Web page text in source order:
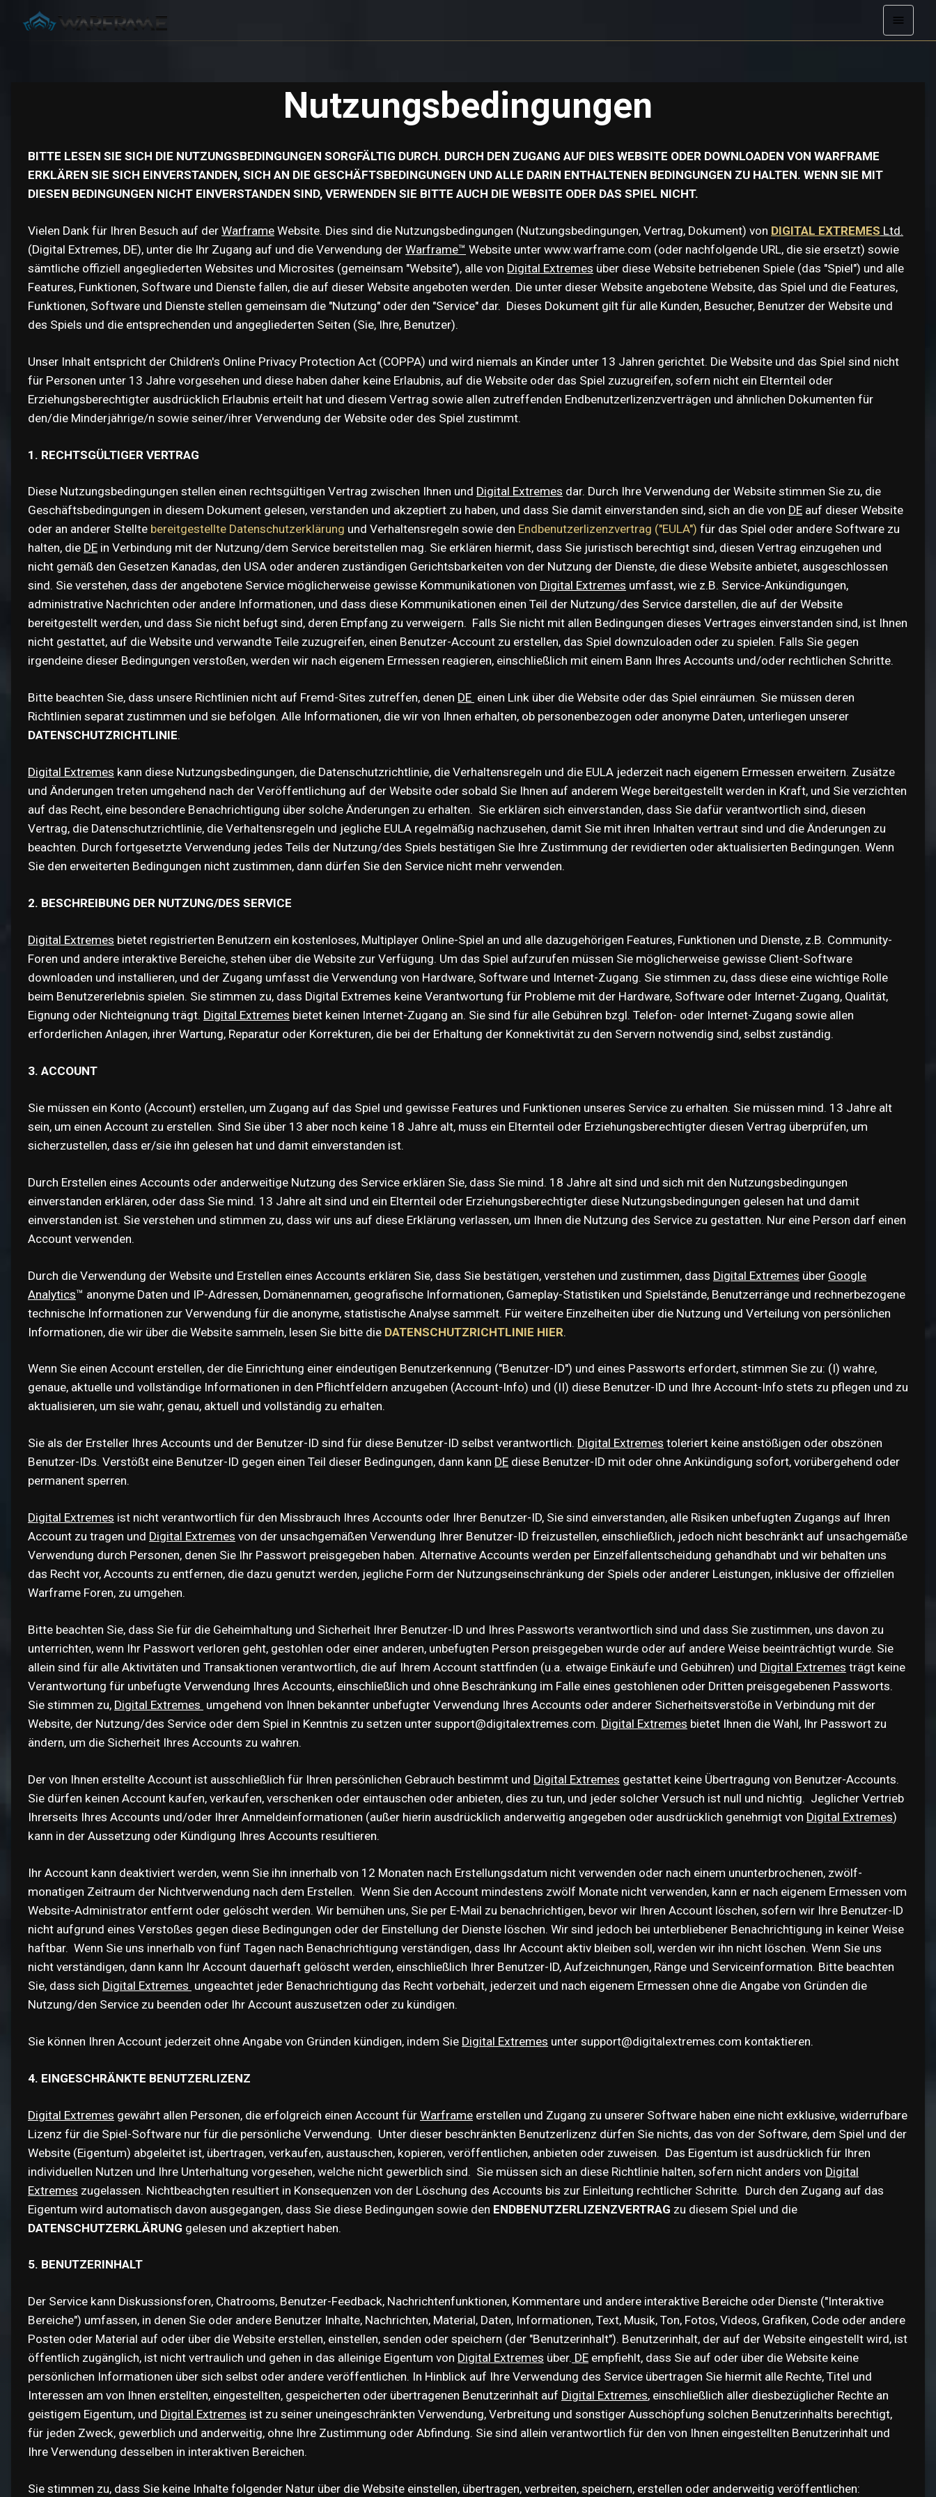
Nutzungsbedingungen
BITTE LESEN SIE SICH DIE NUTZUNGSBEDINGUNGEN SORGFÄLTIG DURCH. DURCH DEN ZUGANG AUF DIES WEBSITE ODER DOWNLOADEN VON WARFRAME
ERKLÄREN SIE SICH EINVERSTANDEN, SICH AN DIE GESCHÄFTSBEDINGUNGEN UND ALLE DARIN ENTHALTENEN BEDINGUNGEN ZU HALTEN. WENN SIE MIT
DIESEN BEDINGUNGEN NICHT EINVERSTANDEN SIND, VERWENDEN SIE BITTE AUCH DIE WEBSITE ODER DAS SPIEL NICHT.
Vielen Dank für Ihren Besuch auf der Warframe Website. Dies sind die Nutzungsbedingungen (Nutzungsbedingungen, Vertrag, Dokument) von DIGITAL EXTREMES Ltd.
(Digital Extremes, DE), unter die Ihr Zugang auf und die Verwendung der Warframe™ Website unter www.warframe.com (oder nachfolgende URL, die sie ersetzt) sowie
sämtliche offiziell angegliederten Websites und Microsites (gemeinsam "Website"), alle von Digital Extremes über diese Website betriebenen Spiele (das "Spiel") und alle
Features, Funktionen, Software und Dienste fallen, die auf dieser Website angeboten werden. Die unter dieser Website angebotene Website, das Spiel und die Features,
Funktionen, Software und Dienste stellen gemeinsam die "Nutzung" oder den "Service" dar. Dieses Dokument gilt für alle Kunden, Besucher, Benutzer der Website und
des Spiels und die entsprechenden und angegliederten Seiten (Sie, Ihre, Benutzer).
Unser Inhalt entspricht der Children's Online Privacy Protection Act (COPPA) und wird niemals an Kinder unter 13 Jahren gerichtet. Die Website und das Spiel sind nicht
für Personen unter 13 Jahre vorgesehen und diese haben daher keine Erlaubnis, auf die Website oder das Spiel zuzugreifen, sofern nicht ein Elternteil oder
Erziehungsberechtigter ausdrücklich Erlaubnis erteilt hat und diesem Vertrag sowie allen zutreffenden Endbenutzerlizenzverträgen und ähnlichen Dokumenten für
den/die Minderjährige/n sowie seiner/ihrer Verwendung der Website oder des Spiel zustimmt.
1. RECHTSGÜLTIGER VERTRAG
Diese Nutzungsbedingungen stellen einen rechtsgültigen Vertrag zwischen Ihnen und Digital Extremes dar. Durch Ihre Verwendung der Website stimmen Sie zu, die
Geschäftsbedingungen in diesem Dokument gelesen, verstanden und akzeptiert zu haben, und dass Sie damit einverstanden sind, sich an die von DE auf dieser Website
oder an anderer Stellte bereitgestellte Datenschutzerklärung und Verhaltensregeln sowie den Endbenutzerlizenzvertrag ("EULA") für das Spiel oder andere Software zu
halten, die DE in Verbindung mit der Nutzung/dem Service bereitstellen mag. Sie erklären hiermit, dass Sie juristisch berechtigt sind, diesen Vertrag einzugehen und
nicht gemäß den Gesetzen Kanadas, den USA oder anderen zuständigen Gerichtsbarkeiten von der Nutzung der Dienste, die diese Website anbietet, ausgeschlossen
sind. Sie verstehen, dass der angebotene Service möglicherweise gewisse Kommunikationen von Digital Extremes umfasst, wie z.B. Service-Ankündigungen,
administrative Nachrichten oder andere Informationen, und dass diese Kommunikationen einen Teil der Nutzung/des Service darstellen, die auf der Website
bereitgestellt werden, und dass Sie nicht befugt sind, deren Empfang zu verweigern. Falls Sie nicht mit allen Bedingungen dieses Vertrages einverstanden sind, ist Ihnen
nicht gestattet, auf die Website und verwandte Teile zuzugreifen, einen Benutzer-Account zu erstellen, das Spiel downzuloaden oder zu spielen. Falls Sie gegen
irgendeine dieser Bedingungen verstoßen, werden wir nach eigenem Ermessen reagieren, einschließlich mit einem Bann Ihres Accounts und/oder rechtlichen Schritte.
Bitte beachten Sie, dass unsere Richtlinien nicht auf Fremd-Sites zutreffen, denen DE einen Link über die Website oder das Spiel einräumen. Sie müssen deren
Richtlinien separat zustimmen und sie befolgen. Alle Informationen, die wir von Ihnen erhalten, ob personenbezogen oder anonyme Daten, unterliegen unserer
DATENSCHUTZRICHTLINIE.
Digital Extremes kann diese Nutzungsbedingungen, die Datenschutzrichtlinie, die Verhaltensregeln und die EULA jederzeit nach eigenem Ermessen erweitern. Zusätze
und Änderungen treten umgehend nach der Veröffentlichung auf der Website oder sobald Sie Ihnen auf anderem Wege bereitgestellt werden in Kraft, und Sie verzichten
auf das Recht, eine besondere Benachrichtigung über solche Änderungen zu erhalten. Sie erklären sich einverstanden, dass Sie dafür verantwortlich sind, diesen
Vertrag, die Datenschutzrichtlinie, die Verhaltensregeln und jegliche EULA regelmäßig nachzusehen, damit Sie mit ihren Inhalten vertraut sind und die Änderungen zu
beachten. Durch fortgesetzte Verwendung jedes Teils der Nutzung/des Spiels bestätigen Sie Ihre Zustimmung der revidierten oder aktualisierten Bedingungen. Wenn
Sie den erweiterten Bedingungen nicht zustimmen, dann dürfen Sie den Service nicht mehr verwenden.
2. BESCHREIBUNG DER NUTZUNG/DES SERVICE
Digital Extremes bietet registrierten Benutzern ein kostenloses, Multiplayer Online-Spiel an und alle dazugehörigen Features, Funktionen und Dienste, z.B. Community-
Foren und andere interaktive Bereiche, stehen über die Website zur Verfügung. Um das Spiel aufzurufen müssen Sie möglicherweise gewisse Client-Software
downloaden und installieren, und der Zugang umfasst die Verwendung von Hardware, Software und Internet-Zugang. Sie stimmen zu, dass diese eine wichtige Rolle
beim Benutzererlebnis spielen. Sie stimmen zu, dass Digital Extremes keine Verantwortung für Probleme mit der Hardware, Software oder Internet-Zugang, Qualität,
Eignung oder Nichteignung trägt. Digital Extremes bietet keinen Internet-Zugang an. Sie sind für alle Gebühren bzgl. Telefon- oder Internet-Zugang sowie allen
erforderlichen Anlagen, ihrer Wartung, Reparatur oder Korrekturen, die bei der Erhaltung der Konnektivität zu den Servern notwendig sind, selbst zuständig.
3. ACCOUNT
Sie müssen ein Konto (Account) erstellen, um Zugang auf das Spiel und gewisse Features und Funktionen unseres Service zu erhalten. Sie müssen mind. 13 Jahre alt
sein, um einen Account zu erstellen. Sind Sie über 13 aber noch keine 18 Jahre alt, muss ein Elternteil oder Erziehungsberechtigter diesen Vertrag überprüfen, um
sicherzustellen, dass er/sie ihn gelesen hat und damit einverstanden ist.
Durch Erstellen eines Accounts oder anderweitige Nutzung des Service erklären Sie, dass Sie mind. 18 Jahre alt sind und sich mit den Nutzungsbedingungen
einverstanden erklären, oder dass Sie mind. 13 Jahre alt sind und ein Elternteil oder Erziehungsberechtigter diese Nutzungsbedingungen gelesen hat und damit
einverstanden ist. Sie verstehen und stimmen zu, dass wir uns auf diese Erklärung verlassen, um Ihnen die Nutzung des Service zu gestatten. Nur eine Person darf einen
Account verwenden.
Durch die Verwendung der Website und Erstellen eines Accounts erklären Sie, dass Sie bestätigen, verstehen und zustimmen, dass Digital Extremes über Google
Analytics™ anonyme Daten und IP-Adressen, Domänennamen, geografische Informationen, Gameplay-Statistiken und Spielstände, Benutzerränge und rechnerbezogene
technische Informationen zur Verwendung für die anonyme, statistische Analyse sammelt. Für weitere Einzelheiten über die Nutzung und Verteilung von persönlichen
Informationen, die wir über die Website sammeln, lesen Sie bitte die DATENSCHUTZRICHTLINIE HIER.
Wenn Sie einen Account erstellen, der die Einrichtung einer eindeutigen Benutzerkennung ("Benutzer-ID") und eines Passworts erfordert, stimmen Sie zu: (I) wahre,
genaue, aktuelle und vollständige Informationen in den Pflichtfeldern anzugeben (Account-Info) und (II) diese Benutzer-ID und Ihre Account-Info stets zu pflegen und zu
aktualisieren, um sie wahr, genau, aktuell und vollständig zu erhalten.
Sie als der Ersteller Ihres Accounts und der Benutzer-ID sind für diese Benutzer-ID selbst verantwortlich. Digital Extremes toleriert keine anstößigen oder obszönen
Benutzer-IDs. Verstößt eine Benutzer-ID gegen einen Teil dieser Bedingungen, dann kann DE diese Benutzer-ID mit oder ohne Ankündigung sofort, vorübergehend oder
permanent sperren.
Digital Extremes ist nicht verantwortlich für den Missbrauch Ihres Accounts oder Ihrer Benutzer-ID, Sie sind einverstanden, alle Risiken unbefugten Zugangs auf Ihren
Account zu tragen und Digital Extremes von der unsachgemäßen Verwendung Ihrer Benutzer-ID freizustellen, einschließlich, jedoch nicht beschränkt auf unsachgemäße
Verwendung durch Personen, denen Sie Ihr Passwort preisgegeben haben. Alternative Accounts werden per Einzelfallentscheidung gehandhabt und wir behalten uns
das Recht vor, Accounts zu entfernen, die dazu genutzt werden, jegliche Form der Nutzungseinschränkung der Spiels oder anderer Leistungen, inklusive der offiziellen
Warframe Foren, zu umgehen.
Bitte beachten Sie, dass Sie für die Geheimhaltung und Sicherheit Ihrer Benutzer-ID und Ihres Passworts verantwortlich sind und dass Sie zustimmen, uns davon zu
unterrichten, wenn Ihr Passwort verloren geht, gestohlen oder einer anderen, unbefugten Person preisgegeben wurde oder auf andere Weise beeinträchtigt wurde. Sie
allein sind für alle Aktivitäten und Transaktionen verantwortlich, die auf Ihrem Account stattfinden (u.a. etwaige Einkäufe und Gebühren) und Digital Extremes trägt keine
Verantwortung für unbefugte Verwendung Ihres Accounts, einschließlich und ohne Beschränkung im Falle eines gestohlenen oder Dritten preisgegebenen Passworts.
Sie stimmen zu, Digital Extremes umgehend von Ihnen bekannter unbefugter Verwendung Ihres Accounts oder anderer Sicherheitsverstöße in Verbindung mit der
Website, der Nutzung/des Service oder dem Spiel in Kenntnis zu setzen unter support@digitalextremes.com. Digital Extremes bietet Ihnen die Wahl, Ihr Passwort zu
ändern, um die Sicherheit Ihres Accounts zu wahren.
Der von Ihnen erstellte Account ist ausschließlich für Ihren persönlichen Gebrauch bestimmt und Digital Extremes gestattet keine Übertragung von Benutzer-Accounts.
Sie dürfen keinen Account kaufen, verkaufen, verschenken oder eintauschen oder anbieten, dies zu tun, und jeder solcher Versuch ist null und nichtig. Jeglicher Vertrieb
Ihrerseits Ihres Accounts und/oder Ihrer Anmeldeinformationen (außer hierin ausdrücklich anderweitig angegeben oder ausdrücklich genehmigt von Digital Extremes)
kann in der Aussetzung oder Kündigung Ihres Accounts resultieren.
Ihr Account kann deaktiviert werden, wenn Sie ihn innerhalb von 12 Monaten nach Erstellungsdatum nicht verwenden oder nach einem ununterbrochenen, zwölf-
monatigen Zeitraum der Nichtverwendung nach dem Erstellen. Wenn Sie den Account mindestens zwölf Monate nicht verwenden, kann er nach eigenem Ermessen vom
Website-Administrator entfernt oder gelöscht werden. Wir bemühen uns, Sie per E-Mail zu benachrichtigen, bevor wir Ihren Account löschen, sofern wir Ihre Benutzer-ID
nicht aufgrund eines Verstoßes gegen diese Bedingungen oder der Einstellung der Dienste löschen. Wir sind jedoch bei unterbliebener Benachrichtigung in keiner Weise
haftbar. Wenn Sie uns innerhalb von fünf Tagen nach Benachrichtigung verständigen, dass Ihr Account aktiv bleiben soll, werden wir ihn nicht löschen. Wenn Sie uns
nicht verständigen, dann kann Ihr Account dauerhaft gelöscht werden, einschließlich Ihrer Benutzer-ID, Aufzeichnungen, Ränge und Serviceinformation. Bitte beachten
Sie, dass sich Digital Extremes ungeachtet jeder Benachrichtigung das Recht vorbehält, jederzeit und nach eigenem Ermessen ohne die Angabe von Gründen die
Nutzung/den Service zu beenden oder Ihr Account auszusetzen oder zu kündigen.
Sie können Ihren Account jederzeit ohne Angabe von Gründen kündigen, indem Sie Digital Extremes unter support@digitalextremes.com kontaktieren.
4. EINGESCHRÄNKTE BENUTZERLIZENZ
Digital Extremes gewährt allen Personen, die erfolgreich einen Account für Warframe erstellen und Zugang zu unserer Software haben eine nicht exklusive, widerrufbare
Lizenz für die Spiel-Software nur für die persönliche Verwendung. Unter dieser beschränkten Benutzerlizenz dürfen Sie nichts, das von der Software, dem Spiel und der
Website (Eigentum) abgeleitet ist, übertragen, verkaufen, austauschen, kopieren, veröffentlichen, anbieten oder zuweisen. Das Eigentum ist ausdrücklich für Ihren
individuellen Nutzen und Ihre Unterhaltung vorgesehen, welche nicht gewerblich sind. Sie müssen sich an diese Richtlinie halten, sofern nicht anders von Digital
Extremes zugelassen. Nichtbeachgten resultiert in Konsequenzen von der Löschung des Accounts bis zur Einleitung rechtlicher Schritte. Durch den Zugang auf das
Eigentum wird automatisch davon ausgegangen, dass Sie diese Bedingungen sowie den ENDBENUTZERLIZENZVERTRAG zu diesem Spiel und die
DATENSCHUTZERKLÄRUNG gelesen und akzeptiert haben.
5. BENUTZERINHALT
Der Service kann Diskussionsforen, Chatrooms, Benutzer-Feedback, Nachrichtenfunktionen, Kommentare und andere interaktive Bereiche oder Dienste ("Interaktive
Bereiche") umfassen, in denen Sie oder andere Benutzer Inhalte, Nachrichten, Material, Daten, Informationen, Text, Musik, Ton, Fotos, Videos, Grafiken, Code oder andere
Posten oder Material auf oder über die Website erstellen, einstellen, senden oder speichern (der "Benutzerinhalt"). Benutzerinhalt, der auf der Website eingestellt wird, ist
öffentlich zugänglich, ist nicht vertraulich und gehen in das alleinige Eigentum von Digital Extremes über. DE empfiehlt, dass Sie auf oder über die Website keine
persönlichen Informationen über sich selbst oder andere veröffentlichen. In Hinblick auf Ihre Verwendung des Service übertragen Sie hiermit alle Rechte, Titel und
Interessen am von Ihnen erstellten, eingestellten, gespeicherten oder übertragenen Benutzerinhalt auf Digital Extremes, einschließlich aller diesbezüglicher Rechte an
geistigem Eigentum, und Digital Extremes ist zu seiner uneingeschränkten Verwendung, Verbreitung und sonstiger Ausschöpfung solchen Benutzerinhalts berechtigt,
für jeden Zweck, gewerblich und anderweitig, ohne Ihre Zustimmung oder Abfindung. Sie sind allein verantwortlich für den von Ihnen eingestellten Benutzerinhalt und
Ihre Verwendung desselben in interaktiven Bereichen.
Sie stimmen zu, dass Sie keine Inhalte folgender Natur über die Website einstellen, übertragen, verbreiten, speichern, erstellen oder anderweitig veröffentlichen: